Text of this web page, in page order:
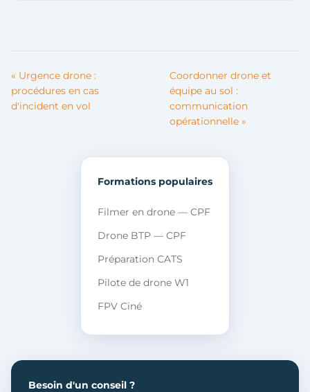
« Urgence drone :
procédures en cas
d'incident en vol
Coordonner drone et
équipe au sol :
communication
opérationnelle »
Formations populaires
Filmer en drone — CPF
Drone BTP — CPF
Préparation CATS
Pilote de drone W1
FPV Ciné
Besoin d'un conseil ?